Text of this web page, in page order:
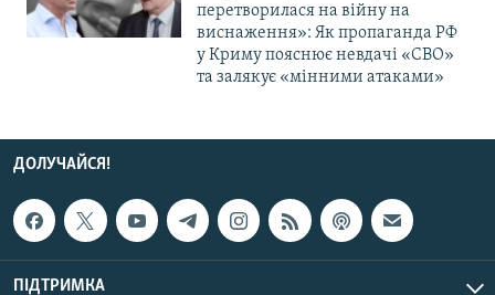
перетворилася на війну на
виснаження»: Як пропаганда РФ
у Криму пояснює невдачі «СВО»
та залякує «мінними атаками»
ДОЛУЧАЙСЯ!
ПІДТРИМКА